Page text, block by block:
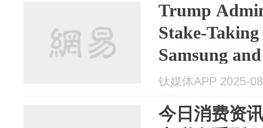
Trump
Stake-
Samsung
钛媒体APP 2025-
今日消费资